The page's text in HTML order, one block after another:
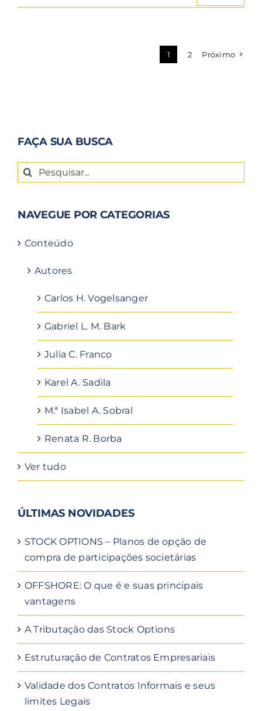
1 2 Próximo
FAÇA SUA BUSCA
Buscar
resultados
NAVEGUE POR CATEGORIAS
Conteúdo
Autores
Carlos H. Vogelsanger
Gabriel L. M. Bark
Julia C. Franco
Karel A. Sadila
M.ª Isabel A. Sobral
Renata R. Borba
Ver tudo
ÚLTIMAS NOVIDADES
STOCK OPTIONS – Planos de opção de
compra de participações societárias
OFFSHORE: O que é e suas principais
vantagens
A Tributação das Stock Options
Estruturação de Contratos Empresariais
Validade dos Contratos Informais e seus
limites Legais